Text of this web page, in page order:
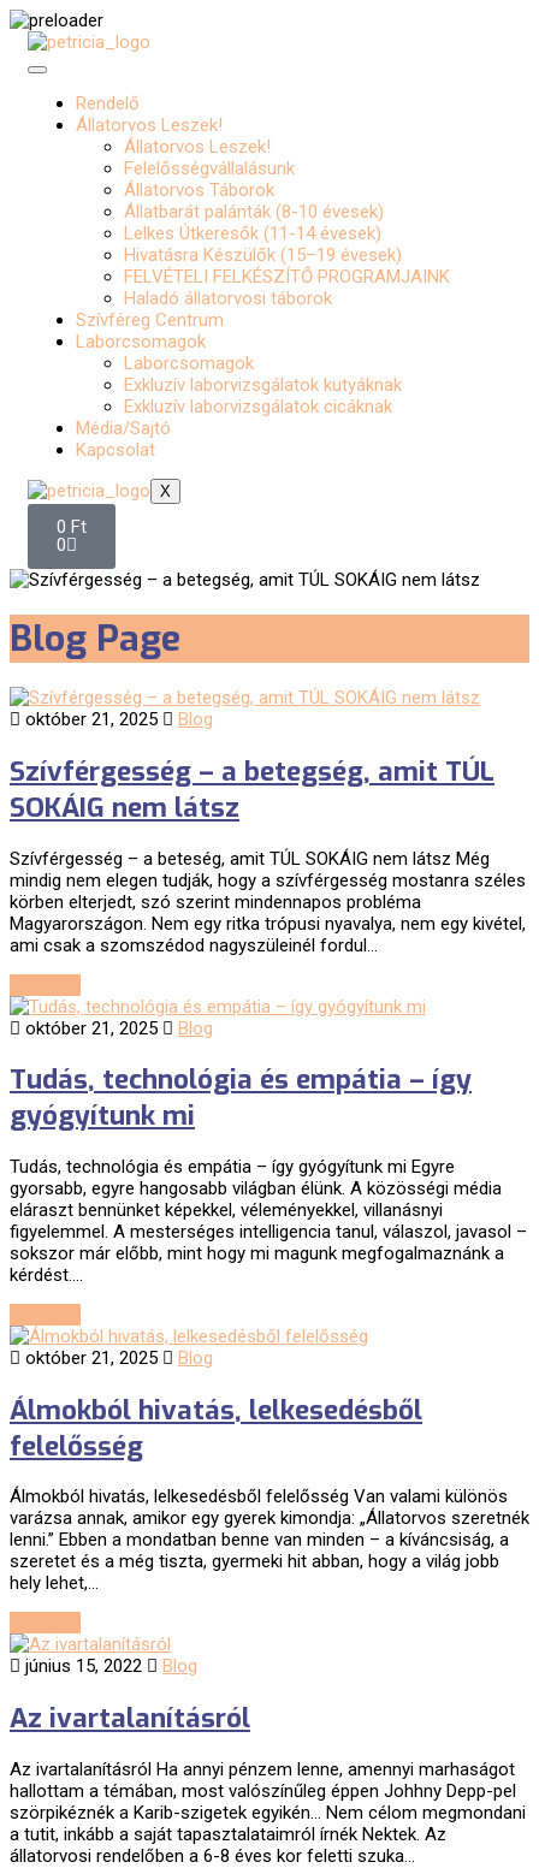
Rendelő
Állatorvos Leszek!
Állatorvos Leszek!
Felelősségvállalásunk
Állatorvos Táborok
Állatbarát palánták (8-10 évesek)
Lelkes Útkeresők (11-14 évesek)
Hivatásra Készülők (15–19 évesek)
FELVÉTELI FELKÉSZÍTŐ PROGRAMJAINK
Haladó állatorvosi táborok
Szívféreg Centrum
Laborcsomagok
Laborcsomagok
Exkluzív laborvizsgálatok kutyáknak
Exkluzív laborvizsgálatok cicáknak
Média/Sajtó
Kapcsolat
X
0 Ft
0
Blog Page
október 21, 2025 Blog
Szívférgesség – a betegség, amit TÚL
SOKÁIG nem látsz
Szívférgesség – a beteség, amit TÚL SOKÁIG nem látsz Még
mindig nem elegen tudják, hogy a szívférgesség mostanra széles
körben elterjedt, szó szerint mindennapos probléma
Magyarországon. Nem egy ritka trópusi nyavalya, nem egy kivétel,
ami csak a szomszédod nagyszüleinél fordul…
október 21, 2025
Blog
Tudás, technológia és empátia – így
gyógyítunk mi
Tudás, technológia és empátia – így gyógyítunk mi Egyre
gyorsabb, egyre hangosabb világban élünk. A közösségi média
eláraszt bennünket képekkel, véleményekkel, villanásnyi
figyelemmel. A mesterséges intelligencia tanul, válaszol, javasol –
sokszor már előbb, mint hogy mi magunk megfogalmaznánk a
kérdést.…
október 21, 2025
Blog
Álmokból hivatás, lelkesedésből
felelősség
Álmokból hivatás, lelkesedésből felelősség Van valami különös
varázsa annak, amikor egy gyerek kimondja: „Állatorvos szeretnék
lenni.” Ebben a mondatban benne van minden – a kíváncsiság, a
szeretet és a még tiszta, gyermeki hit abban, hogy a világ jobb
hely lehet,…
június 15, 2022
Blog
Az ivartalanításról
Az ivartalanításról Ha annyi pénzem lenne, amennyi marhaságot
hallottam a témában, most valószínűleg éppen Johhny Depp-pel
szörpikéznék a Karib-szigetek egyikén… Nem célom megmondani
a tutit, inkább a saját tapasztalataimról írnék Nektek. Az
állatorvosi rendelőben a 6-8 éves kor feletti szuka…